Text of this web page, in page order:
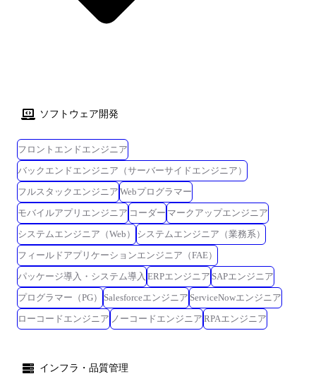
ソフトウェア開発
フロントエンドエンジニア
バックエンドエンジニア（サーバーサイドエンジニア）
フルスタックエンジニア Webプログラマー
モバイルアプリエンジニア コーダー マークアップエンジニア
システムエンジニア（Web）
システムエンジニア（業務系）
フィールドアプリケーションエンジニア（FAE）
パッケージ導入・システム導入 ERPエンジニア SAPエンジニア
プログラマー（PG）
Salesforceエンジニア ServiceNowエンジニア
ローコードエンジニア ノーコードエンジニア RPAエンジニア
インフラ・品質管理